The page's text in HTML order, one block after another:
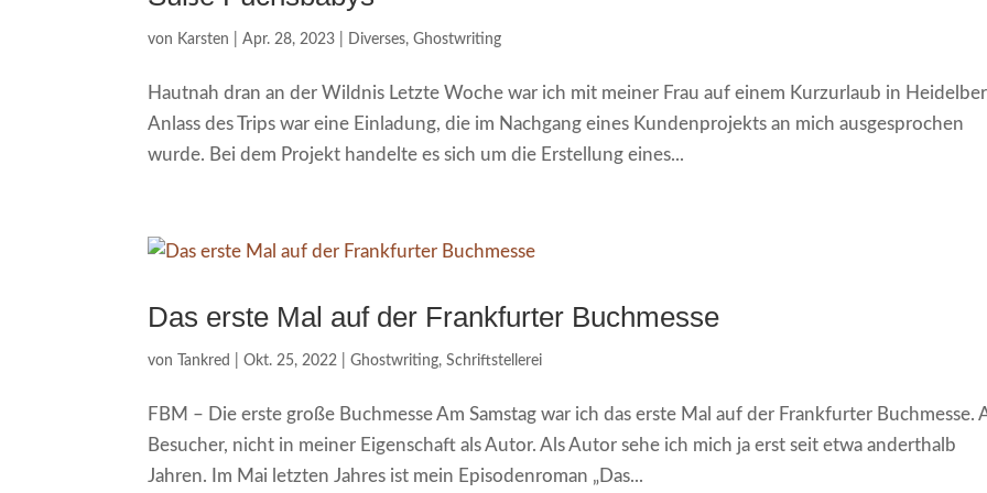
von Karsten |Apr. 28, 2023 Diverses,Ghostwriting
Hautnah dran an der Wildnis Letzte Woche war ich mit meiner Frau auf einem Kurzurlaub in
Anlass des Trips war eine Einladung, die im Nachgang eines Kundenprojekts an mich ausgesprochen
wurde. Bei dem Projekt handelte es sich um die Erstellung eines...
Das erste Mal auf der Frankfurter Buchmesse
von Tankred |Okt. 25, 2022 |Ghostwriting,Schriftstellerei
FBM – Die erste große Buchmesse Am Samstag war ich das erste Mal auf der Frankfurter Buchmesse.
Besucher, nicht in meiner Eigenschaft als Autor. Als Autor sehe ich mich ja erst seit etwa anderthalb
Jahren. Im Mai letzten Jahres ist mein Episodenroman „Das...